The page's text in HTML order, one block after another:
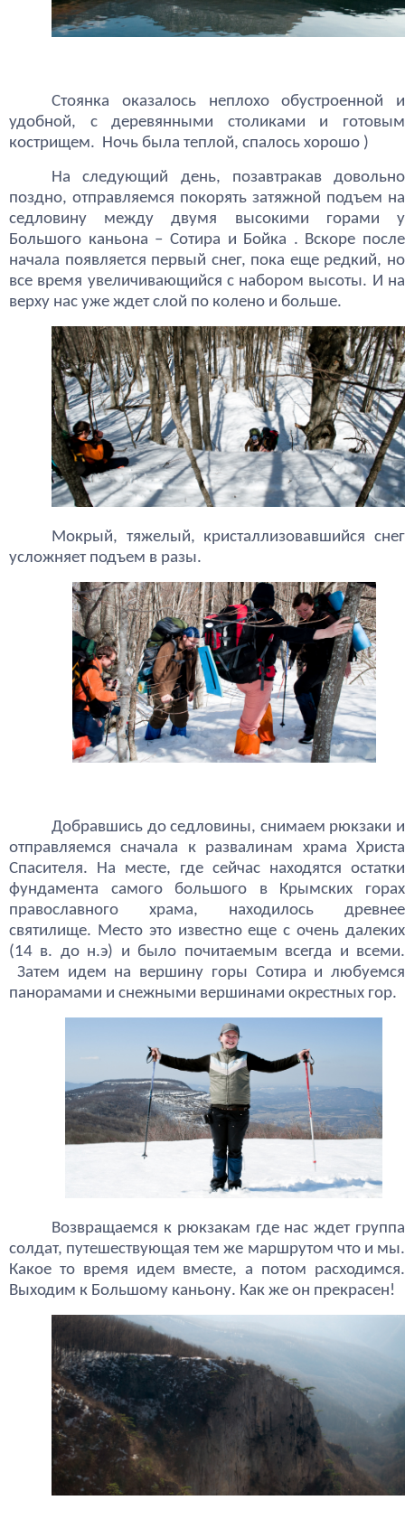
Стоянка оказалось неплохо обустроенной и
удобной, с деревянными столиками и готовым
кострищем. Ночь была теплой, спалось хорошо )
На следующий день, позавтракав довольно
поздно, отправляемся покорять затяжной подъем на
седловину между двумя высокими горами у
Большого каньона – Сотира и Бойка . Вскоре после
начала появляется первый снег, пока еще редкий, но
все время увеличивающийся с набором высоты. И на
верху нас уже ждет слой по колено и больше.
Мокрый, тяжелый, кристаллизовавшийся снег
усложняет подъем в разы.
Добравшись до седловины, снимаем рюкзаки и
отправляемся сначала к развалинам храма Христа
Спасителя. На месте, где сейчас находятся остатки
фундамента самого большого в Крымских горах
православного храма, находилось древнее
святилище. Место это известно еще с очень далеких
(14 в. до н.э) и было почитаемым всегда и всеми.
Затем идем на вершину горы Сотира и любуемся
панорамами и снежными вершинами окрестных гор.
Возвращаемся к рюкзакам где нас ждет группа
солдат, путешествующая тем же маршрутом что и мы.
Какое то время идем вместе, а потом расходимся.
Выходим к Большому каньону. Как же он прекрасен!